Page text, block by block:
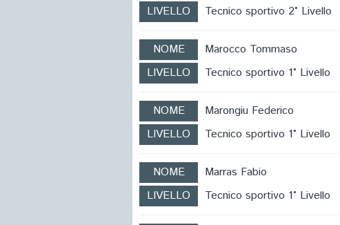
LIVELLO
Tecnico sportivo 2° Livello
NOME
Marocco Tommaso
LIVELLO
Tecnico sportivo 1° Livello
NOME
Marongiu Federico
LIVELLO
Tecnico sportivo 1° Livello
NOME
Marras Fabio
LIVELLO
Tecnico sportivo 1° Livello